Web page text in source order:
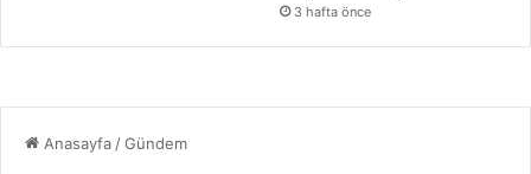
3 hafta önce